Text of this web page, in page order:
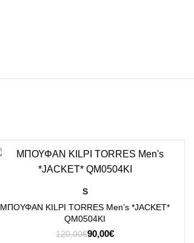
ΕΠΙΛΟΓΉ
S
ΜΠΟΥΦΑΝ KILPI TORRES Men’s *JACKET*
QM0504KI
120,00€Original
90,00€Η